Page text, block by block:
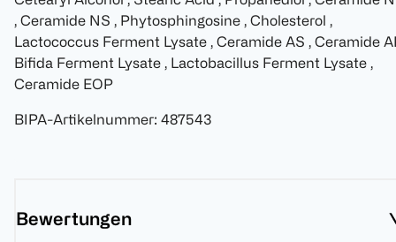
, Ceramide NS , Phytosphingosine , Cholesterol ,
Lactococcus Ferment Lysate , Ceramide AS , Ceramide
Bifida Ferment Lysate , Lactobacillus Ferment Lysate ,
Ceramide EOP
BIPA-Artikelnummer: 487543
Bewertungen